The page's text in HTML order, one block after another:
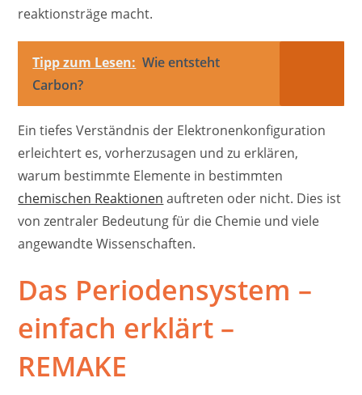
reaktionsträge macht.
Tipp zum Lesen: Wie entsteht
Carbon?
Ein tiefes Verständnis der Elektronenkonfiguration
erleichtert es, vorherzusagen und zu erklären,
warum bestimmte Elemente in bestimmten
chemischen Reaktionen auftreten oder nicht. Dies ist
von zentraler Bedeutung für die Chemie und viele
angewandte Wissenschaften.
Das Periodensystem –
einfach erklärt –
REMAKE